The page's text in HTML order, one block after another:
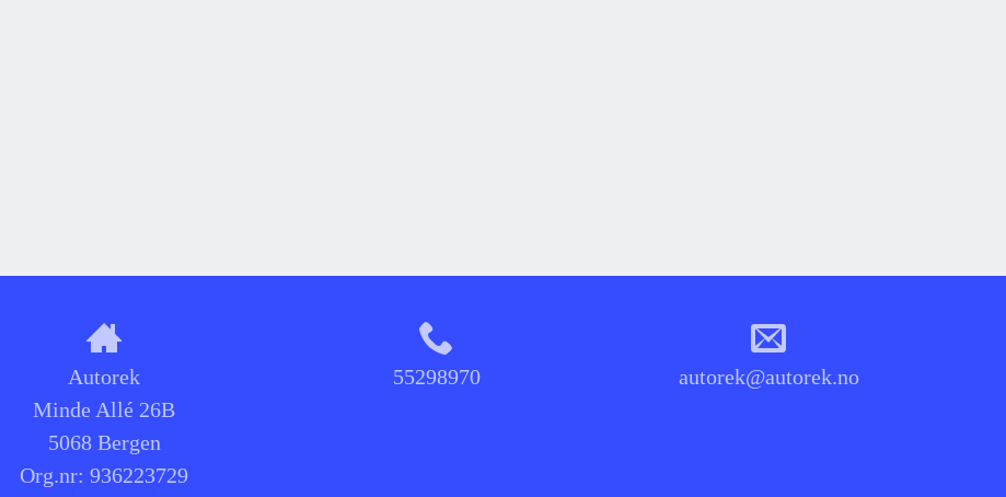
Autorek
Minde Allé 26B
5068 Bergen
Org.nr:936223729
55298970 autorek@autorek.no